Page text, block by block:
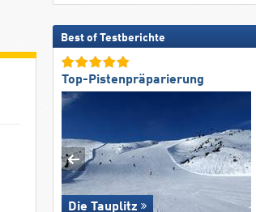
Best of Testberichte
Top-Pistenpräparierung
Die Tauplitz